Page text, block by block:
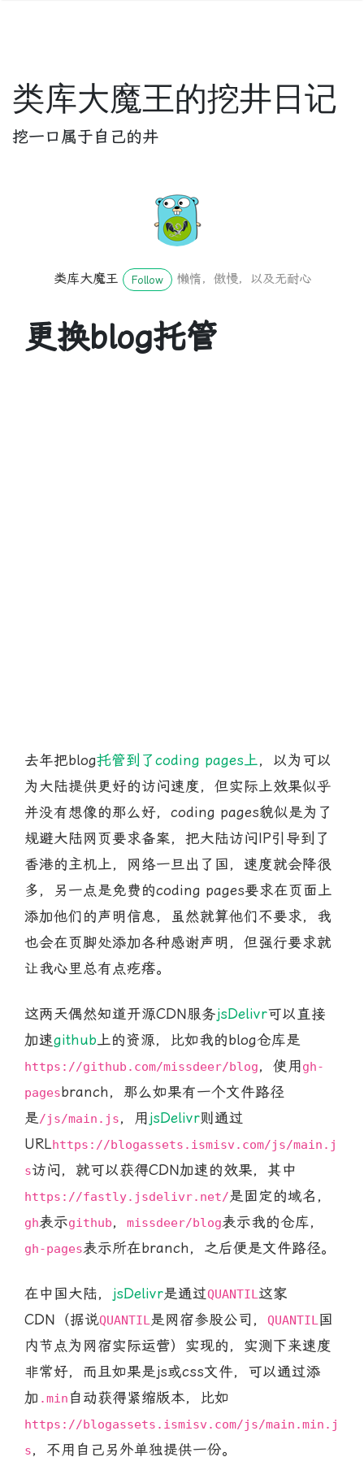
类库大魔王的挖井日记
挖一口属于自己的井
类库大魔王 Follow 懒惰，傲慢，以及无耐心
更换blog托管
去年把blog托管到了coding pages上，以为可以
为大陆提供更好的访问速度，但实际上效果似乎
并没有想像的那么好，coding pages貌似是为了
规避大陆网页要求备案，把大陆访问IP引导到了
香港的主机上，网络一旦出了国，速度就会降很
多，另一点是免费的coding pages要求在页面上
添加他们的声明信息，虽然就算他们不要求，我
也会在页脚处添加各种感谢声明，但强行要求就
让我心里总有点疙瘩。
这两天偶然知道开源CDN服务jsDelivr可以直接
加速github上的资源，比如我的blog仓库是
https://github.com/missdeer/blog，使用 gh-
pagesbranch，那么如果有一个文件路径
是/js/main.js，用 jsDelivr则通过
URLhttps://blogassets.ismisv.com/js/main.j
s访问，就可以获得CDN加速的效果，其中
https://fastly.jsdelivr.net/是固定的域名，
gh表示github， missdeer/blog表示我的仓库，
gh-pages表示所在branch，之后便是文件路径。
在中国大陆， jsDelivr是通过QUANTIL这家
CDN（据说QUANTIL是网宿参股公司， QUANTIL国
内节点为网宿实际运营）实现的，实测下来速度
非常好，而且如果是js或css文件，可以通过添
加 .min 自动获得紧缩版本，比如
https://blogassets.ismisv.com/js/main.min.j
s，不用自己另外单独提供一份。